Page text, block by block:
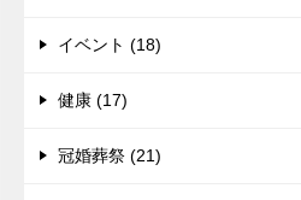
イベント (18)
健康 (17)
冠婚葬祭 (21)